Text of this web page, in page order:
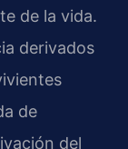
de la vida.
derivados
de
del